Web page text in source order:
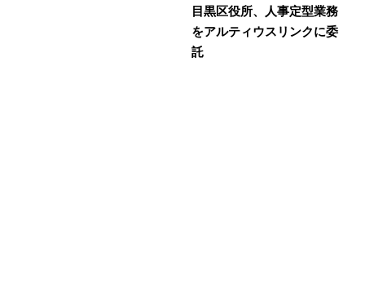
目黒区役所、人事定型業務
をアルティウスリンクに委
託